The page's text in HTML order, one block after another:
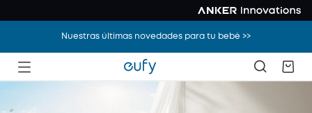
Nuestras últimas novedades para tu bebé >>